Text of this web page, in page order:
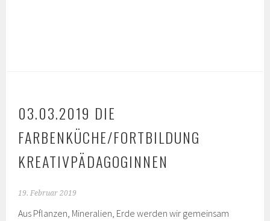
03.03.2019 DIE
FARBENKÜCHE/FORTBILDUNG
KREATIVPÄDAGOGINNEN
19. Februar 2019
Aus Pflanzen, Mineralien, Erde werden wir gemeinsam